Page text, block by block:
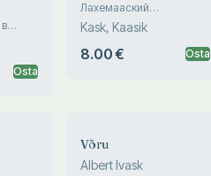
Osta
Лахемааский
национальный парк.
Lahemaa National Park
Kask, Kaasik
8.00 € Osta
Võru
Albert Ivask